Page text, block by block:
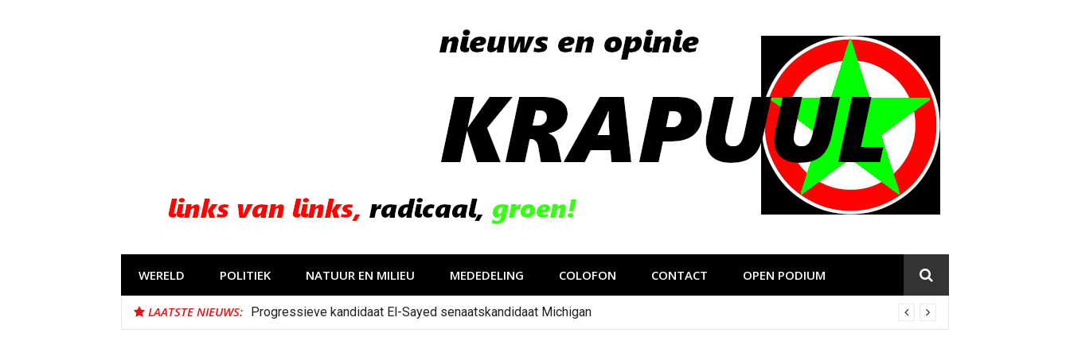
WERELD POLITIEK NATUUR EN MILIEU MEDEDELING COLOFON CONTACT OPEN PODIUM
LAATSTE NIEUWS: Progressieve kandidaat El-Sayed senaatskandidaat Michigan